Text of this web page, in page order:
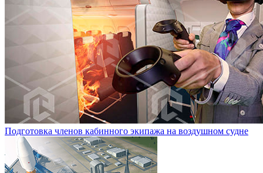
Подготовка членов кабинного экипажа на воздушном судне